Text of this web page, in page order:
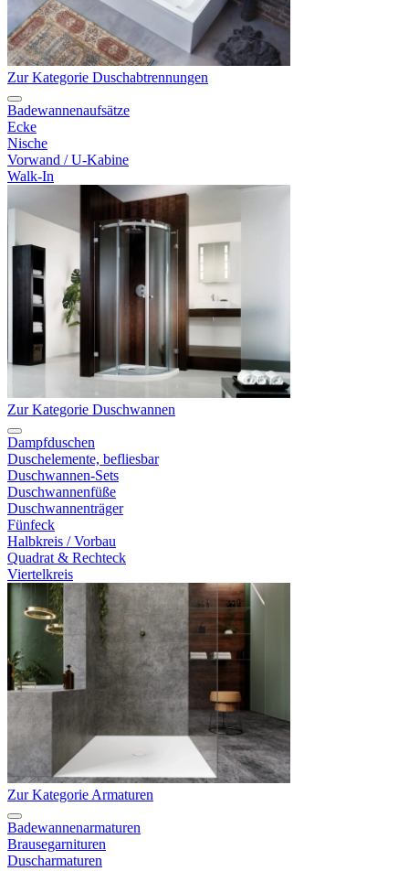
Zur Kategorie Duschabtrennungen
Badewannenaufsätze
Ecke
Nische
Vorwand / U-Kabine
Walk-In
Zur Kategorie Duschwannen
Dampfduschen
Duschelemente, befliesbar
Duschwannen-Sets
Duschwannenfüße
Duschwannenträger
Fünfeck
Halbkreis / Vorbau
Quadrat & Rechteck
Viertelkreis
Zur Kategorie Armaturen
Badewannenarmaturen
Brausegarnituren
Duscharmaturen